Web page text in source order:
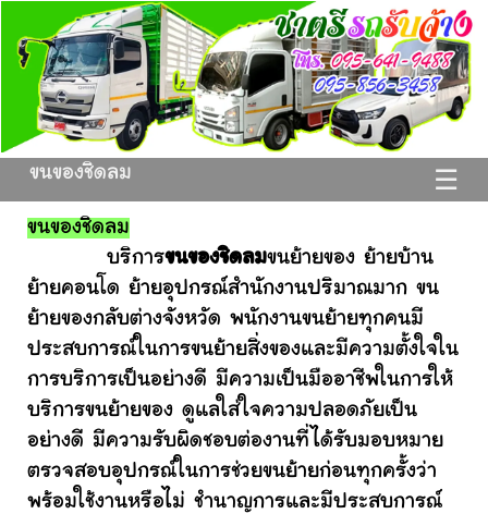
☰
ขนของชิดลม
ขนของชิดลม
บริการขนของชิดลมขนย้ายของ ย้ายบ้าน
ย้ายคอนโด ย้ายอุปกรณ์สำนักงานปริมาณมาก ขน
ย้ายของกลับต่างจังหวัด พนักงานขนย้ายทุกคนมี
ประสบการณ์ในการขนย้ายสิ่งของและมีความตั้งใจใน
การบริการเป็นอย่างดี มีความเป็นมืออาชีพในการให้
บริการขนย้ายของ ดูแลใส่ใจความปลอดภัยเป็น
อย่างดี มีความรับผิดชอบต่องานที่ได้รับมอบหมาย
ตรวจสอบอุปกรณ์ในการช่วยขนย้ายก่อนทุกครั้งว่า
พร้อมใช้งานหรือไม่ ชำนาญการและมีประสบการณ์